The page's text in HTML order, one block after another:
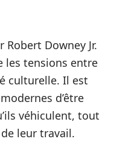
Robert Downey Jr.
les tensions entre
culturelle. Il est
d’être
véhiculent, tout
leur travail.